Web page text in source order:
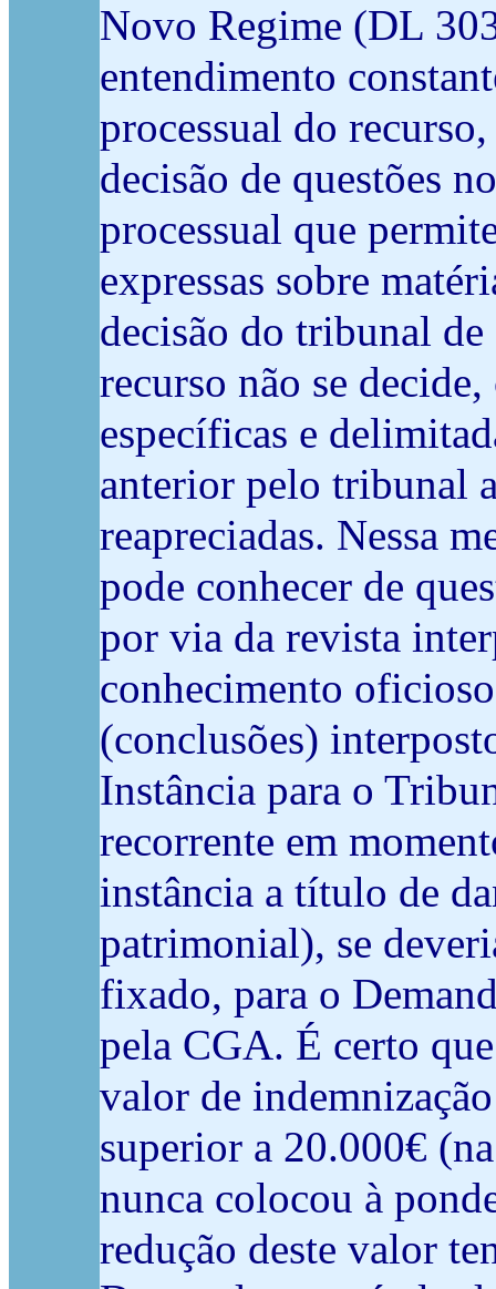
Novo Regime (DL
entendimento
processual do
decisão de questões
processual que
expressas sobre
decisão do tribunal
recurso não se
específicas e
anterior pelo tribunal
reapreciadas. Nessa
pode conhecer de
por via da revista
conhecimento
(conclusões)
Instância para o
recorrente em
instância a título de
patrimonial), se
fixado, para o
pela CGA. É certo
valor de
superior a 20.000€
nunca colocou à
redução deste valor